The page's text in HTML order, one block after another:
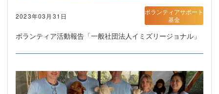
2023年03月31日
ボランティア活動報告「一般社団法人イミズリージョナル」
ボランティアサポート
基金